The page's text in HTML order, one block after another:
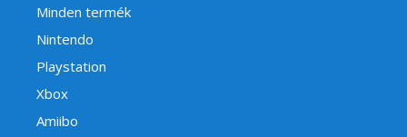
Minden termék
Nintendo
Playstation
Xbox
Amiibo